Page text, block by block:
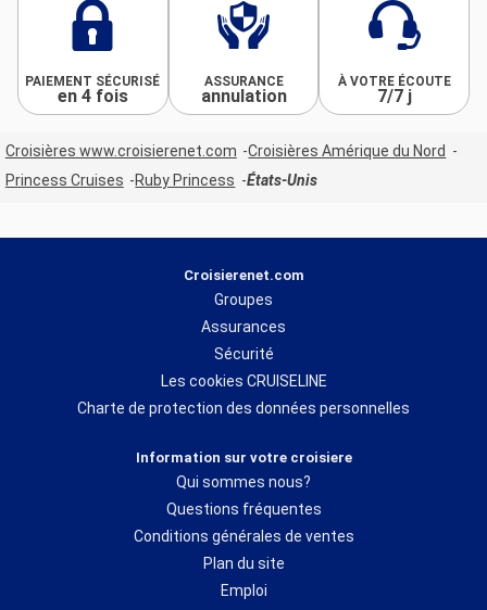
PAIEMENT SÉCURISÉ
en 4 fois
ASSURANCE
annulation
À VOTRE ÉCOUTE
7/7 j
Croisières www.croisierenet.com
Croisières Amérique du Nord
Princess Cruises
Ruby Princess États-Unis
Croisierenet.com
Groupes
Assurances
Sécurité
Les cookies CRUISELINE
Charte de protection des données personnelles
Information sur votre croisiere
Qui sommes nous?
Questions fréquentes
Conditions générales de ventes
Plan du site
Emploi